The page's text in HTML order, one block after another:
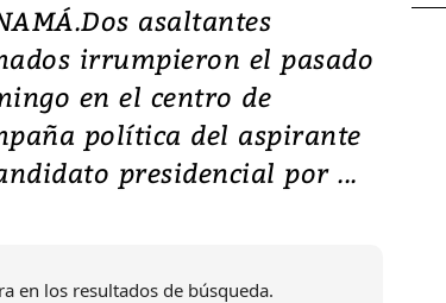
asaltantes
irrumpieron el pasado
en el centro de
política del aspirante
presidencial por ...
en los resultados de búsqueda.
Video, Japón: Terremoto
deja heridos y graves
daños en Kumamoto